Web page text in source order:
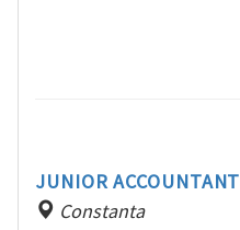
JUNIOR ACCOUNTANT
Constanta